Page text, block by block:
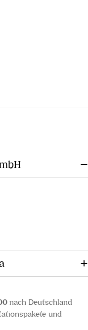
nach Deutschland
und